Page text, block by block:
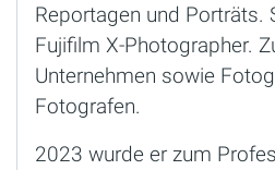
Reportagen und Porträts.
Fujifilm X-Photographer.
Unternehmen sowie
Fotografen.
2023 wurde er zum